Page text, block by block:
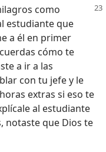
como
estudiante que
a él en primer
cómo te
a ir a las
con tu jefe y le
extras si eso te
al estudiante
notaste que Dios te